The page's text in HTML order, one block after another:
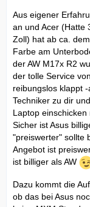
Aus eigener
an und Acer (Hatte
Zoll) hat ab ca.
Farbe am
der AW M17x R2
der tolle Service
reibungslos klappt
Techniker zu dir
Laptop einschicken
Sicher ist Asus
"preiswerter" sollte
Angebot ist
ist billiger als AW
Dazu kommt die
ob das bei Asus